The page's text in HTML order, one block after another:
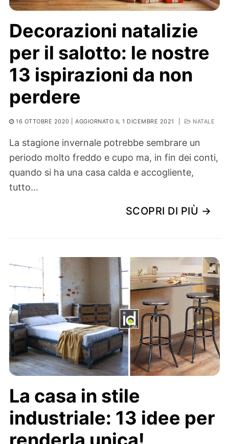
Decorazioni natalizie
per il salotto: le nostre
13 ispirazioni da non
perdere
16 OTTOBRE 2020 | AGGIORNATO IL 1 DICEMBRE 2021 NATALE
La stagione invernale potrebbe sembrare un
periodo molto freddo e cupo ma, in fin dei conti,
quando si ha una casa calda e accogliente,
tutto…
SCOPRI DI PIÙ →
La casa in stile
industriale: 13 idee per